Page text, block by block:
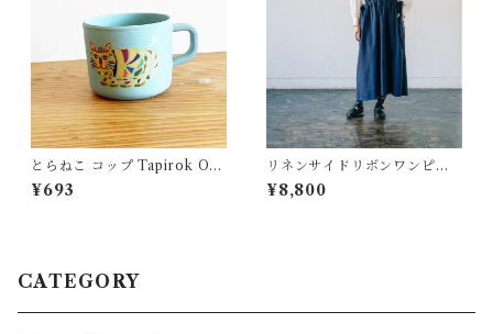
とらねこ コップ Tapirok OK
UYAMA YU タピロク 奥山優
環境にやさしいエコ素材 バン
¥693
リネンサイドリボンワンピー
ス ALCEDO
¥8,800
CATEGORY